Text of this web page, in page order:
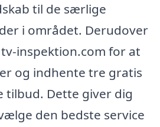
til de særlige
i området. Derudover
inspektion.com for at
og indhente tre gratis
tilbud. Dette giver dig
den bedste service